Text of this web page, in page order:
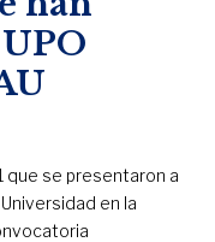
que se presentaron a
en la